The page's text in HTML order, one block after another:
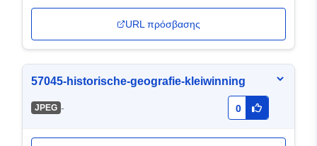
URL πρόσβασης
57045-historische-geografie-kleiwinning
JPEG - 0